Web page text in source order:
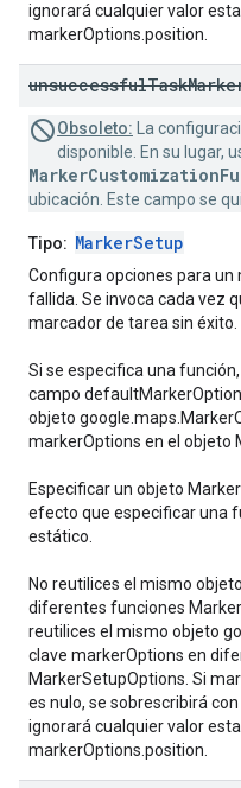
ignorará cualquier valor
markerOptions.position.
unsuccessfulTask
Obsoleto: La
disponible. En su lugar,
ubicación. Este campo se
Tipo: MarkerSetup
Configura opciones para
fallida. Se invoca cada vez
marcador de tarea sin éxito.
Si se especifica una
campo
objeto
markerOptions en el objeto
Especificar un objeto
efecto que especificar una
estático.
No reutilices el mismo
diferentes funciones
reutilices el mismo objeto
clave markerOptions en
MarkerSetupOptions. Si
es nulo, se sobrescribirá
ignorará cualquier valor
markerOptions.position.